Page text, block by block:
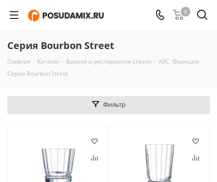
0
Серия Bourbon Street
Главная - Каталог - Барное и ресторанное стекло - ARC, Франция -
Серия Bourbon Street
Фильтр